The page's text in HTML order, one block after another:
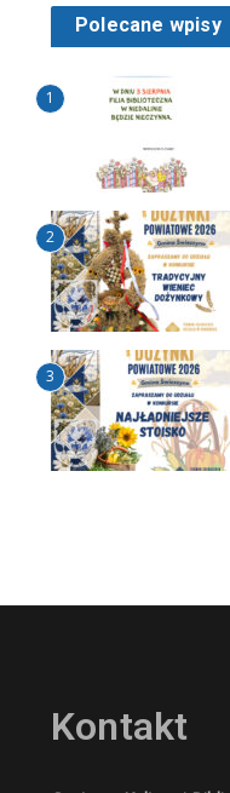
Polecane wpisy
1
2
3
Kontakt